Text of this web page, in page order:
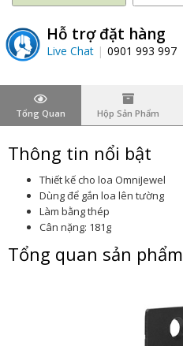
Hỗ trợ đặt hàng
Live Chat 0901 993 997
Tổng Quan Hộp Sản Phẩm
Thông tin nổi bật
Thiết kế cho loa OmniJewel
Dùng để gắn loa lên tường
Làm bằng thép
Cân nặng: 181g
Tổng quan sản phẩm